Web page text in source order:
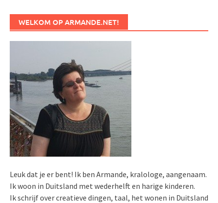
WELKOM OP ARMANDE.NET!
Leuk dat je er bent! Ik ben Armande, kralologe, aangenaam.
Ik woon in Duitsland met wederhelft en harige kinderen.
Ik schrijf over creatieve dingen, taal, het wonen in Duitsland